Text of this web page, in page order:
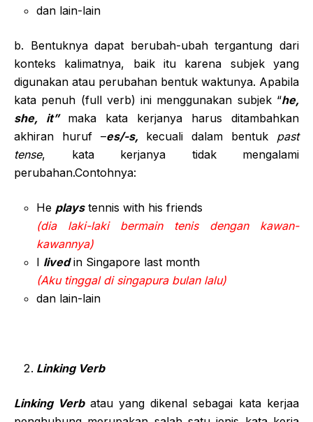
dan lain-lain
b. Bentuknya dapat berubah-ubah tergantung dari
konteks kalimatnya, baik itu karena subjek yang
digunakan atau perubahan bentuk waktunya. Apabila
kata penuh (full verb) ini menggunakan subjek “he,
she, it” maka kata kerjanya harus ditambahkan
akhiran huruf –es/-s, kecuali dalam bentuk past
tense, kata kerjanya tidak mengalami
perubahan.Contohnya:
He playstennis with his friends
(dia laki-laki bermain tenis dengan kawan-
kawannya)
I livedin Singapore last month
(Aku tinggal di singapura bulan lalu)
dan lain-lain
Linking Verb
Linking Verb atau yang dikenal sebagai kata kerjaa